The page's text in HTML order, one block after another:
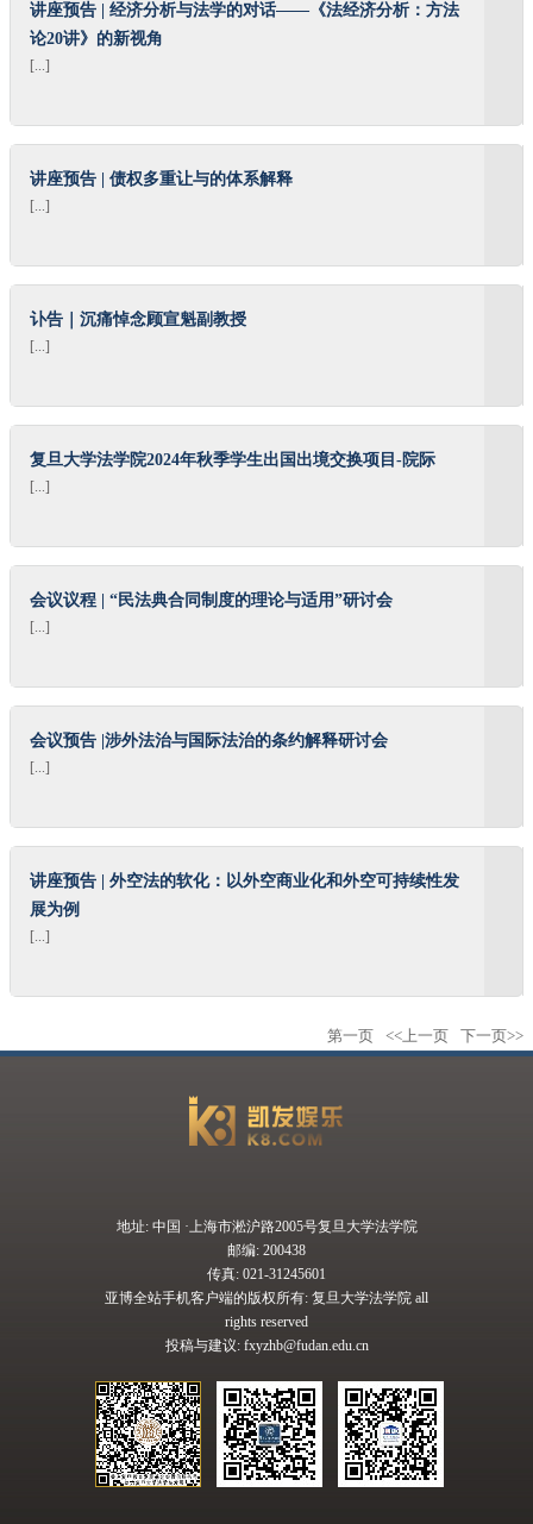
讲座预告 | 经济分析与法学的对话——《法经济分析：方法
论20讲》的新视角
[...]
讲座预告 | 债权多重让与的体系解释
[...]
讣告｜沉痛悼念顾宣魁副教授
[...]
复旦大学法学院2024年秋季学生出国出境交换项目-院际
[...]
会议议程 | “民法典合同制度的理论与适用”研讨会
[...]
会议预告 |涉外法治与国际法治的条约解释研讨会
[...]
讲座预告 | 外空法的软化：以外空商业化和外空可持续性发
展为例
[...]
第一页 <<上一页 下一页>>
地址: 中国 ·上海市淞沪路2005号复旦大学法学院
邮编: 200438
传真: 021-31245601
亚博全站手机客户端的版权所有: 复旦大学法学院 all
rights reserved
投稿与建议: fxyzhb@fudan.edu.cn